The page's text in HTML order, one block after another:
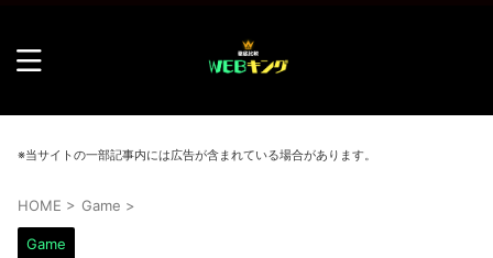
※当サイトの一部記事内には広告が含まれている場合があります。
HOME > Game >
Game